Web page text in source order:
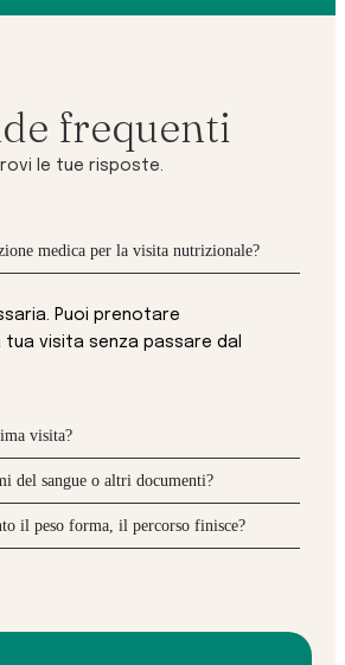
frequenti
le tue risposte.
medica per la visita nutrizionale?
Puoi prenotare
visita senza passare dal
visita?
del sangue o altri documenti?
il peso forma, il percorso finisce?